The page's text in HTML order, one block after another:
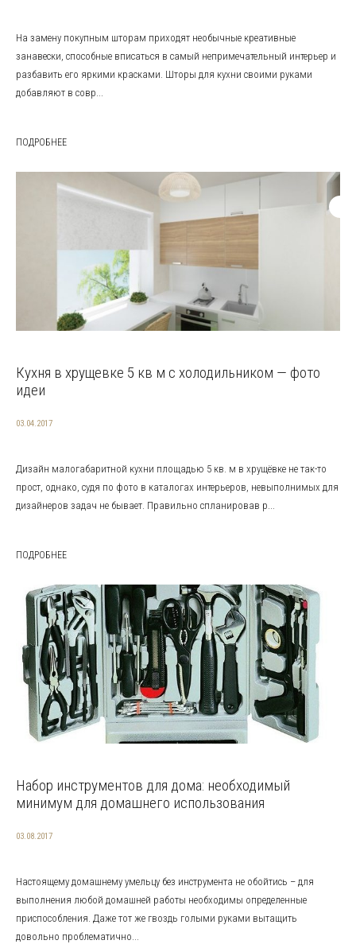
На замену покупным шторам приходят необычные креативные
занавески, способные вписаться в самый непримечательный интерьер и
разбавить его яркими красками. Шторы для кухни своими руками
добавляют в совр...
ПОДРОБНЕЕ
Кухня в хрущевке 5 кв м с холодильником — фото
идеи
03.04.2017
Дизайн малогабаритной кухни площадью 5 кв. м в хрущёвке не так-то
прост, однако, судя по фото в каталогах интерьеров, невыполнимых для
дизайнеров задач не бывает. Правильно спланировав р...
ПОДРОБНЕЕ
Набор инструментов для дома: необходимый
минимум для домашнего использования
03.08.2017
Настоящему домашнему умельцу без инструмента не обойтись – для
выполнения любой домашней работы необходимы определенные
приспособления. Даже тот же гвоздь голыми руками вытащить
довольно проблематично...